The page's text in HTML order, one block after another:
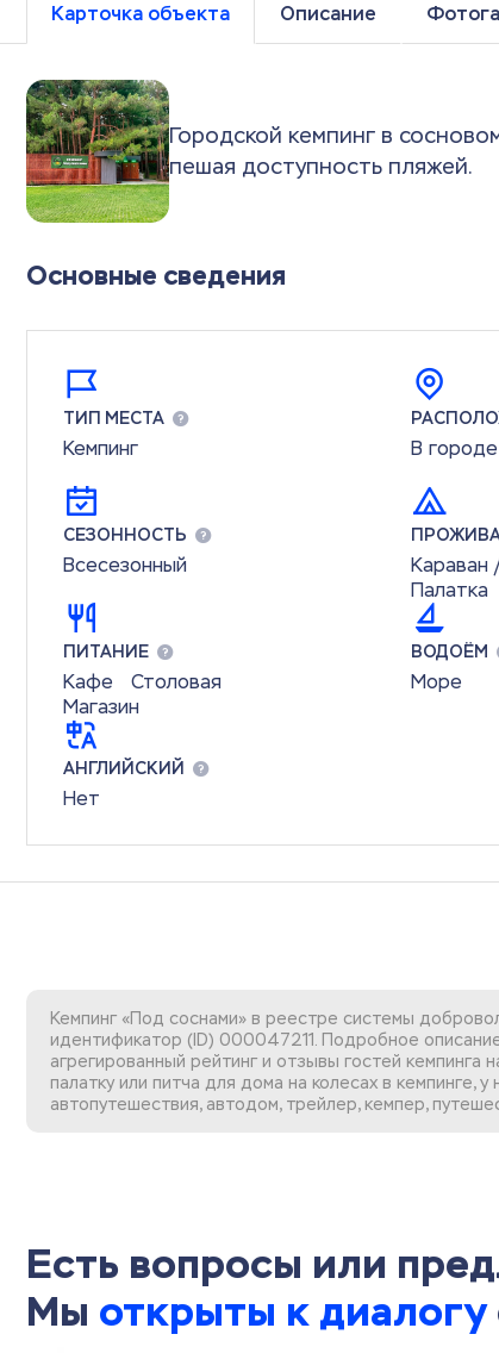
Карточка объекта Описание
Городской кемпинг в
пешая доступность пляжей.
Основные сведения
ТИП МЕСТА
Кемпинг В городе
СЕЗОННОСТЬ
Всесезонный
Караван
Палатка
ПИТАНИЕ
Кафе
Столовая
Магазин
ВОДОЁМ
Море
АНГЛИЙСКИЙ
Нет
Кемпинг «Под соснами» в реестре системы
идентификатор (ID) 000047211. Подробное
агрегированный рейтинг и отзывы гостей кемпинга
палатку или питча для дома на колесах в кемпинге,
автопутешествия, автодом, трейлер, кемпер,
Есть вопросы или
Мы открыты к диалогу